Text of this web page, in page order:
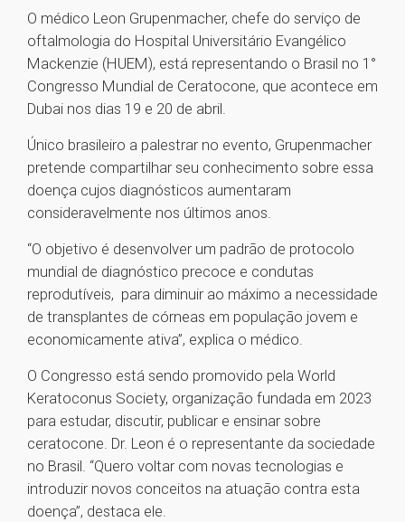
O médico Leon Grupenmacher, chefe do serviço de
oftalmologia do Hospital Universitário Evangélico
Mackenzie (HUEM), está representando o Brasil no 1°
Congresso Mundial de Ceratocone, que acontece em
Dubai nos dias 19 e 20 de abril.
Único brasileiro a palestrar no evento, Grupenmacher
pretende compartilhar seu conhecimento sobre essa
doença cujos diagnósticos aumentaram
consideravelmente nos últimos anos.
“O objetivo é desenvolver um padrão de protocolo
mundial de diagnóstico precoce e condutas
reprodutíveis, para diminuir ao máximo a necessidade
de transplantes de córneas em população jovem e
economicamente ativa”, explica o médico.
O Congresso está sendo promovido pela World
Keratoconus Society, organização fundada em 2023
para estudar, discutir, publicar e ensinar sobre
ceratocone. Dr. Leon é o representante da sociedade
no Brasil. “Quero voltar com novas tecnologias e
introduzir novos conceitos na atuação contra esta
doença”, destaca ele.